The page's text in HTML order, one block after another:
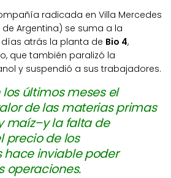
radicada en Villa Mercedes
de Argentina) se suma a la
atrás la planta de Bio 4,
que también paralizó la
y suspendió a sus trabajadores.
los últimos meses el
de las materias primas
maíz–y la falta de
precio de los
inviable poder
operaciones.